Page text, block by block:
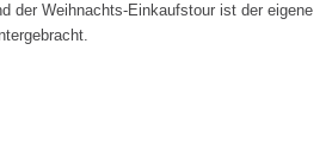
der Weihnachts-Einkaufstour ist der eigene